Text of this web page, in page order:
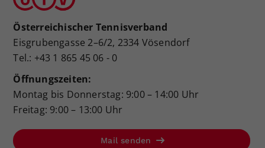
Österreichischer Tennisverband
Eisgrubengasse 2–6/2, 2334 Vösendorf
Tel.: +43 1 865 45 06 - 0
Öffnungszeiten:
Montag bis Donnerstag: 9:00 – 14:00 Uhr
Freitag: 9:00 – 13:00 Uhr
Mail senden